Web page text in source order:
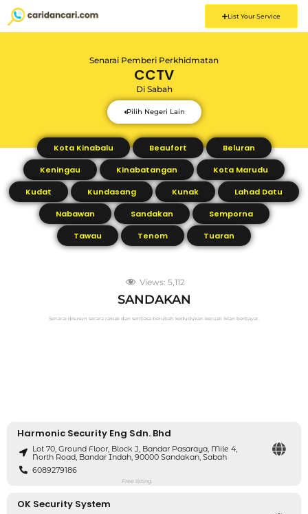
List Your Service
Senarai Pemberi Perkhidmatan
CCTV
Di Sabah
Pilih Negeri Lain
Kota Kinabalu Beaufort
Beluran
Keningau
Kinabatangan
Kota Marudu
Kudat
Kundasang Kunak
Lahad Datu
Nabawan
Sandakan
Semporna
Tawau
Tenom Tuaran
Views: 5,112
SANDAKAN
Senarai disusun secara rawak dan sentiasa berubah kedudukan kecuali iklan berbayar.
Harmonic Security Eng Sdn. Bhd
Lot 70, Ground Floor, Block J, Bandar Pasaraya, Mile 4,
North Road, Bandar Indah, 90000 Sandakan, Sabah
6089279186
Free listing
OK Security System